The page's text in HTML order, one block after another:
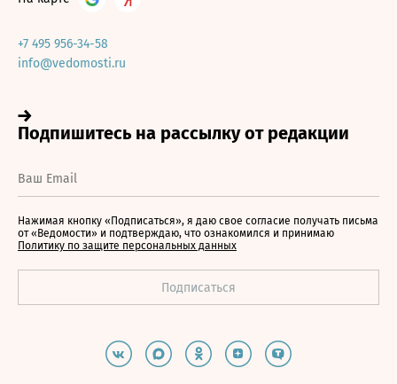
+7 495 956-34-58
info@vedomosti.ru
Нажимая кнопку «Подписаться», я даю свое согласие получать письма
от «Ведомости» и подтверждаю, что ознакомился и принимаю
Политику по защите персональных данных